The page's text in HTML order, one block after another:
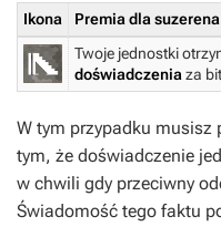
Ikona
Premia dla suzerena
Twoje jednostki
doświadczenia za
W tym przypadku musisz
tym, że doświadczenie
w chwili gdy przeciwny
Świadomość tego faktu